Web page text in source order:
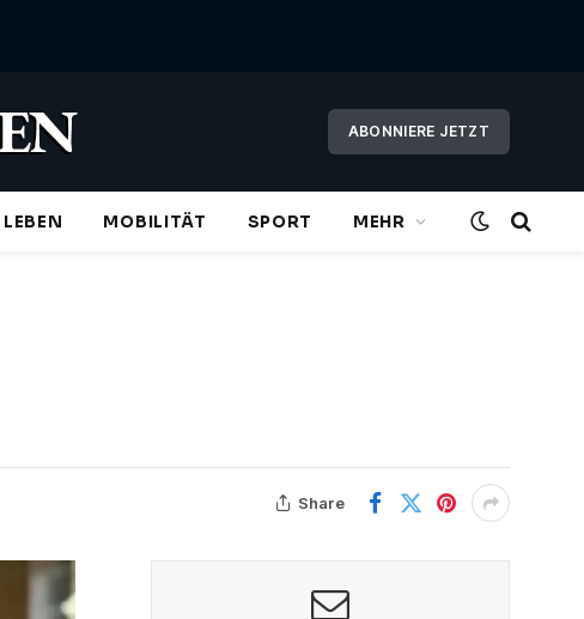
ABONNIERE JETZT
LEBEN MOBILITÄT SPORT MEHR
Share